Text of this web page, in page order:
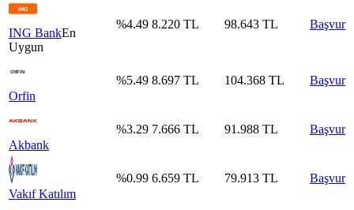
ING BankEn
Uygun
%4.49 8.220 TL 98.643 TL Başvur
Orfin
%5.49 8.697 TL 104.368 TL Başvur
Akbank
%3.29 7.666 TL 91.988 TL Başvur
Vakıf Katılım
%0.99 6.659 TL 79.913 TL Başvur